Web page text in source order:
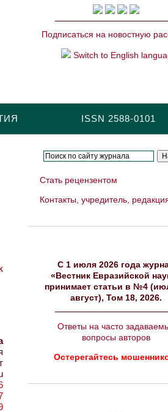
Подписаться на новостную
Switch to English
ISSN 2588-0101
Стать рецензентом
Контакты, учредитель,
C 1 июля 2026 года
«Вестник Евразийской
принимает статьи в №4
август), Том 18, 2026.
Ответы на часто
вопросы авторов
Остерегайтесь